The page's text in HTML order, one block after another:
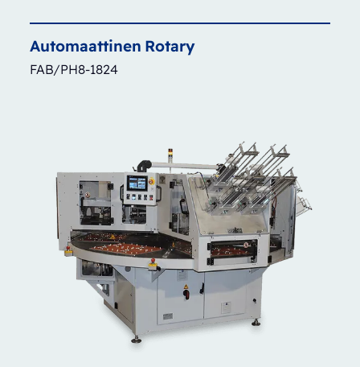
Automaattinen Rotary
FAB/PH8-1824